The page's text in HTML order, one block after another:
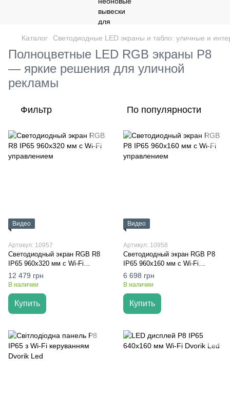
Каталог Светодиодные LED экраны и табло: уличные и
Полноцветные LED RGB экраны P8
— яркие решения для уличной
рекламы
Фильтр По популярности
Видео
Артикул: 10957
Светодиодный экран RGB R8
IP65 960x320 мм с Wi-Fi
управлением
12 479 грн
В наличии
Купить
Видео
Артикул: 10958
Светодиодный экран RGB P8
IP65 960x160 мм с Wi-Fi
управлением
6 698 грн
В наличии
Купить